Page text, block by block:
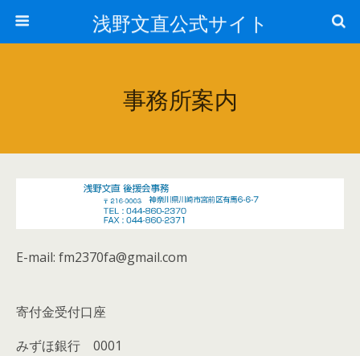
浅野文直公式サイト
事務所案内
E-mail: fm2370fa@gmail.com
寄付金受付口座
みずほ銀行 0001